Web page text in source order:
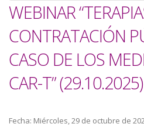
WEBINAR
CONTRATACIÓN
CASO DE LOS
CAR-T” (29.10.2025)
Fecha: Miércoles, 29 de octubre de